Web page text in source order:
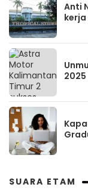
Anti
kerja
SUARA ETAM